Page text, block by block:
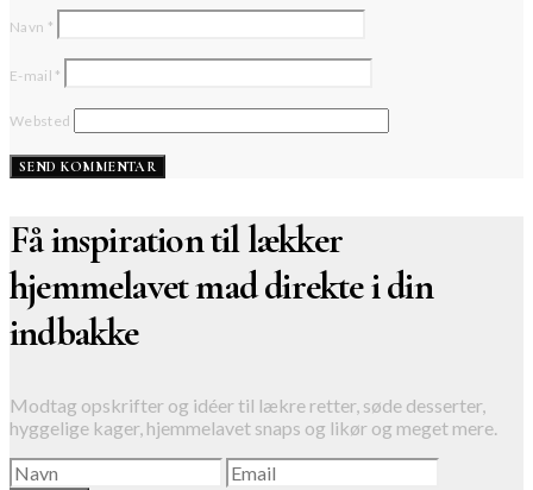
Navn *
E-mail *
Websted
Få inspiration til lækker
hjemmelavet mad direkte i din
indbakke
Modtag opskrifter og idéer til lækre retter, søde desserter,
hyggelige kager, hjemmelavet snaps og likør og meget mere.